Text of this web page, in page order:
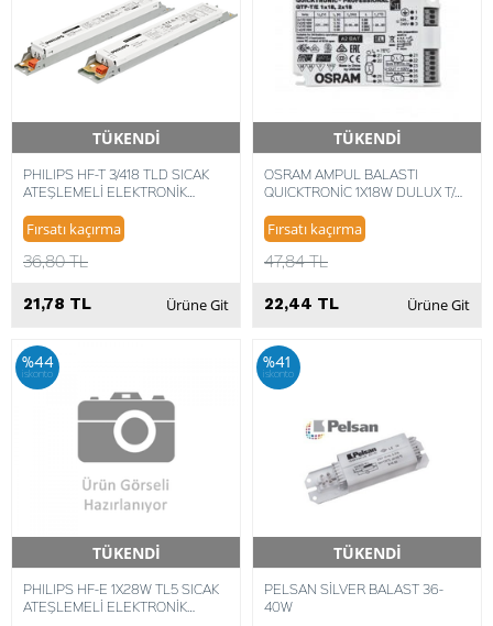
TÜKENDİ
Hızlı Teslimat
PHILIPS HF-T 3/418 TLD SICAK
ATEŞLEMELİ ELEKTRONİK
Fırsatı kaçırma
36,80 TL
21,78 TL Ürüne Git
TÜKENDİ
Hızlı Teslimat
OSRAM AMPUL BALASTI
QUICKTRONİC 1X18W DULUX T/E
Fırsatı kaçırma
47,84 TL
22,44 TL Ürüne Git
%44
iskonto
TÜKENDİ
Hızlı Teslimat
PHILIPS HF-E 1X28W TL5 SICAK
ATEŞLEMELİ ELEKTRONİK
%41
iskonto
TÜKENDİ
Hızlı Teslimat
PELSAN SİLVER BALAST 36-
40W